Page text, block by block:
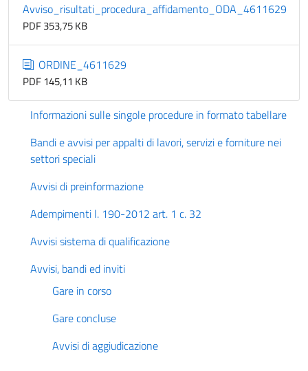
Avviso_risultati_procedura_affidamento_ODA_4611629
PDF 353,75 KB
ORDINE_4611629
PDF 145,11 KB
Informazioni sulle singole procedure in formato tabellare
Bandi e avvisi per appalti di lavori, servizi e forniture nei
settori speciali
Avvisi di preinformazione
Adempimenti l. 190-2012 art. 1 c. 32
Avvisi sistema di qualificazione
Avvisi, bandi ed inviti
Gare in corso
Gare concluse
Avvisi di aggiudicazione